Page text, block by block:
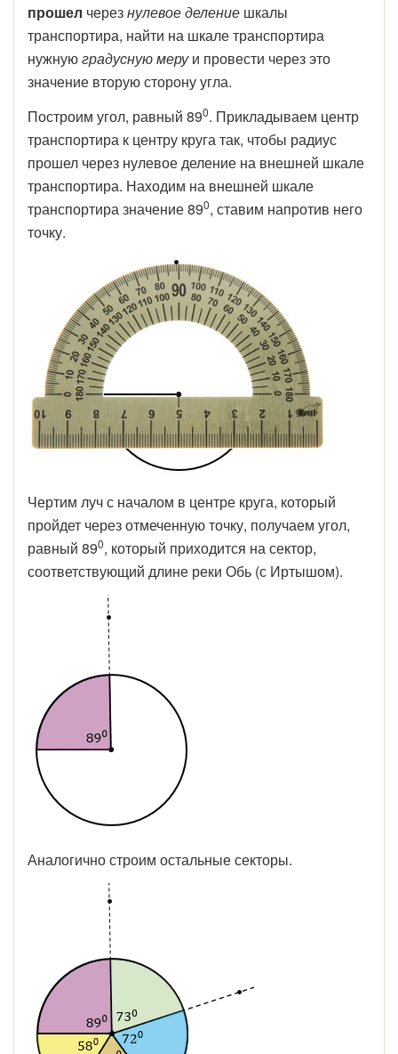
прошел черезнулевое деление шкалы
транспортира, найти на шкале транспортира
нужнуюградусную меруи провести через это
значение вторую сторону угла.
Построим угол, равный 890. Прикладываем центр
транспортира к центру круга так, чтобы радиус
прошел через нулевое деление на внешней шкале
транспортира. Находим на внешней шкале
транспортира значение 890, ставим напротив него
точку.
Чертим луч с началом в центре круга, который
пройдет через отмеченную точку, получаем угол,
равный 890, который приходится на сектор,
соответствующий длине реки Обь (с Иртышом).
Аналогично строим остальные секторы.